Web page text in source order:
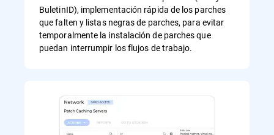
BuletinID), implementación rápida de los parches
que falten y listas negras de parches, para evitar
temporalmente la instalación de parches que
puedan interrumpir los flujos de trabajo.